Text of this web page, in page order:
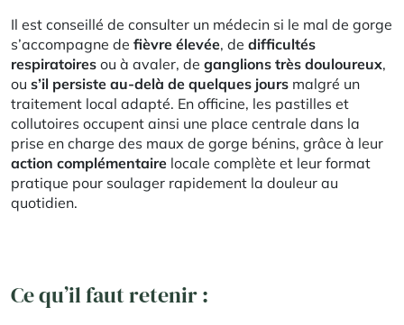
Il est conseillé de consulter un médecin si le mal de gorge
s’accompagne de fièvre élevée, de difficultés
respiratoires ou à avaler, de ganglions très douloureux,
ou s’il persiste au-delà de quelques jours malgré un
traitement local adapté. En officine, les pastilles et
collutoires occupent ainsi une place centrale dans la
prise en charge des maux de gorge bénins, grâce à leur
action complémentaire locale complète et leur format
pratique pour soulager rapidement la douleur au
quotidien.
Ce qu’il faut retenir :